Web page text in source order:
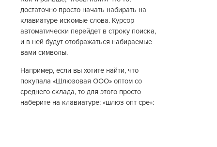
достаточно просто начать набирать на
клавиатуре искомые слова. Курсор
автоматически перейдет в строку поиска,
и в ней будут отображаться набираемые
вами символы.
Например, если вы хотите найти, что
покупала «Шлюзовая ООО» оптом со
среднего склада, то для этого просто
наберите на клавиатуре: «шлюз опт сре»: